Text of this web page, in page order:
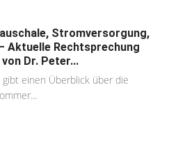
Stromversorgung,
Aktuelle Rechtsprechung
Dr. Peter...
einen Überblick über die